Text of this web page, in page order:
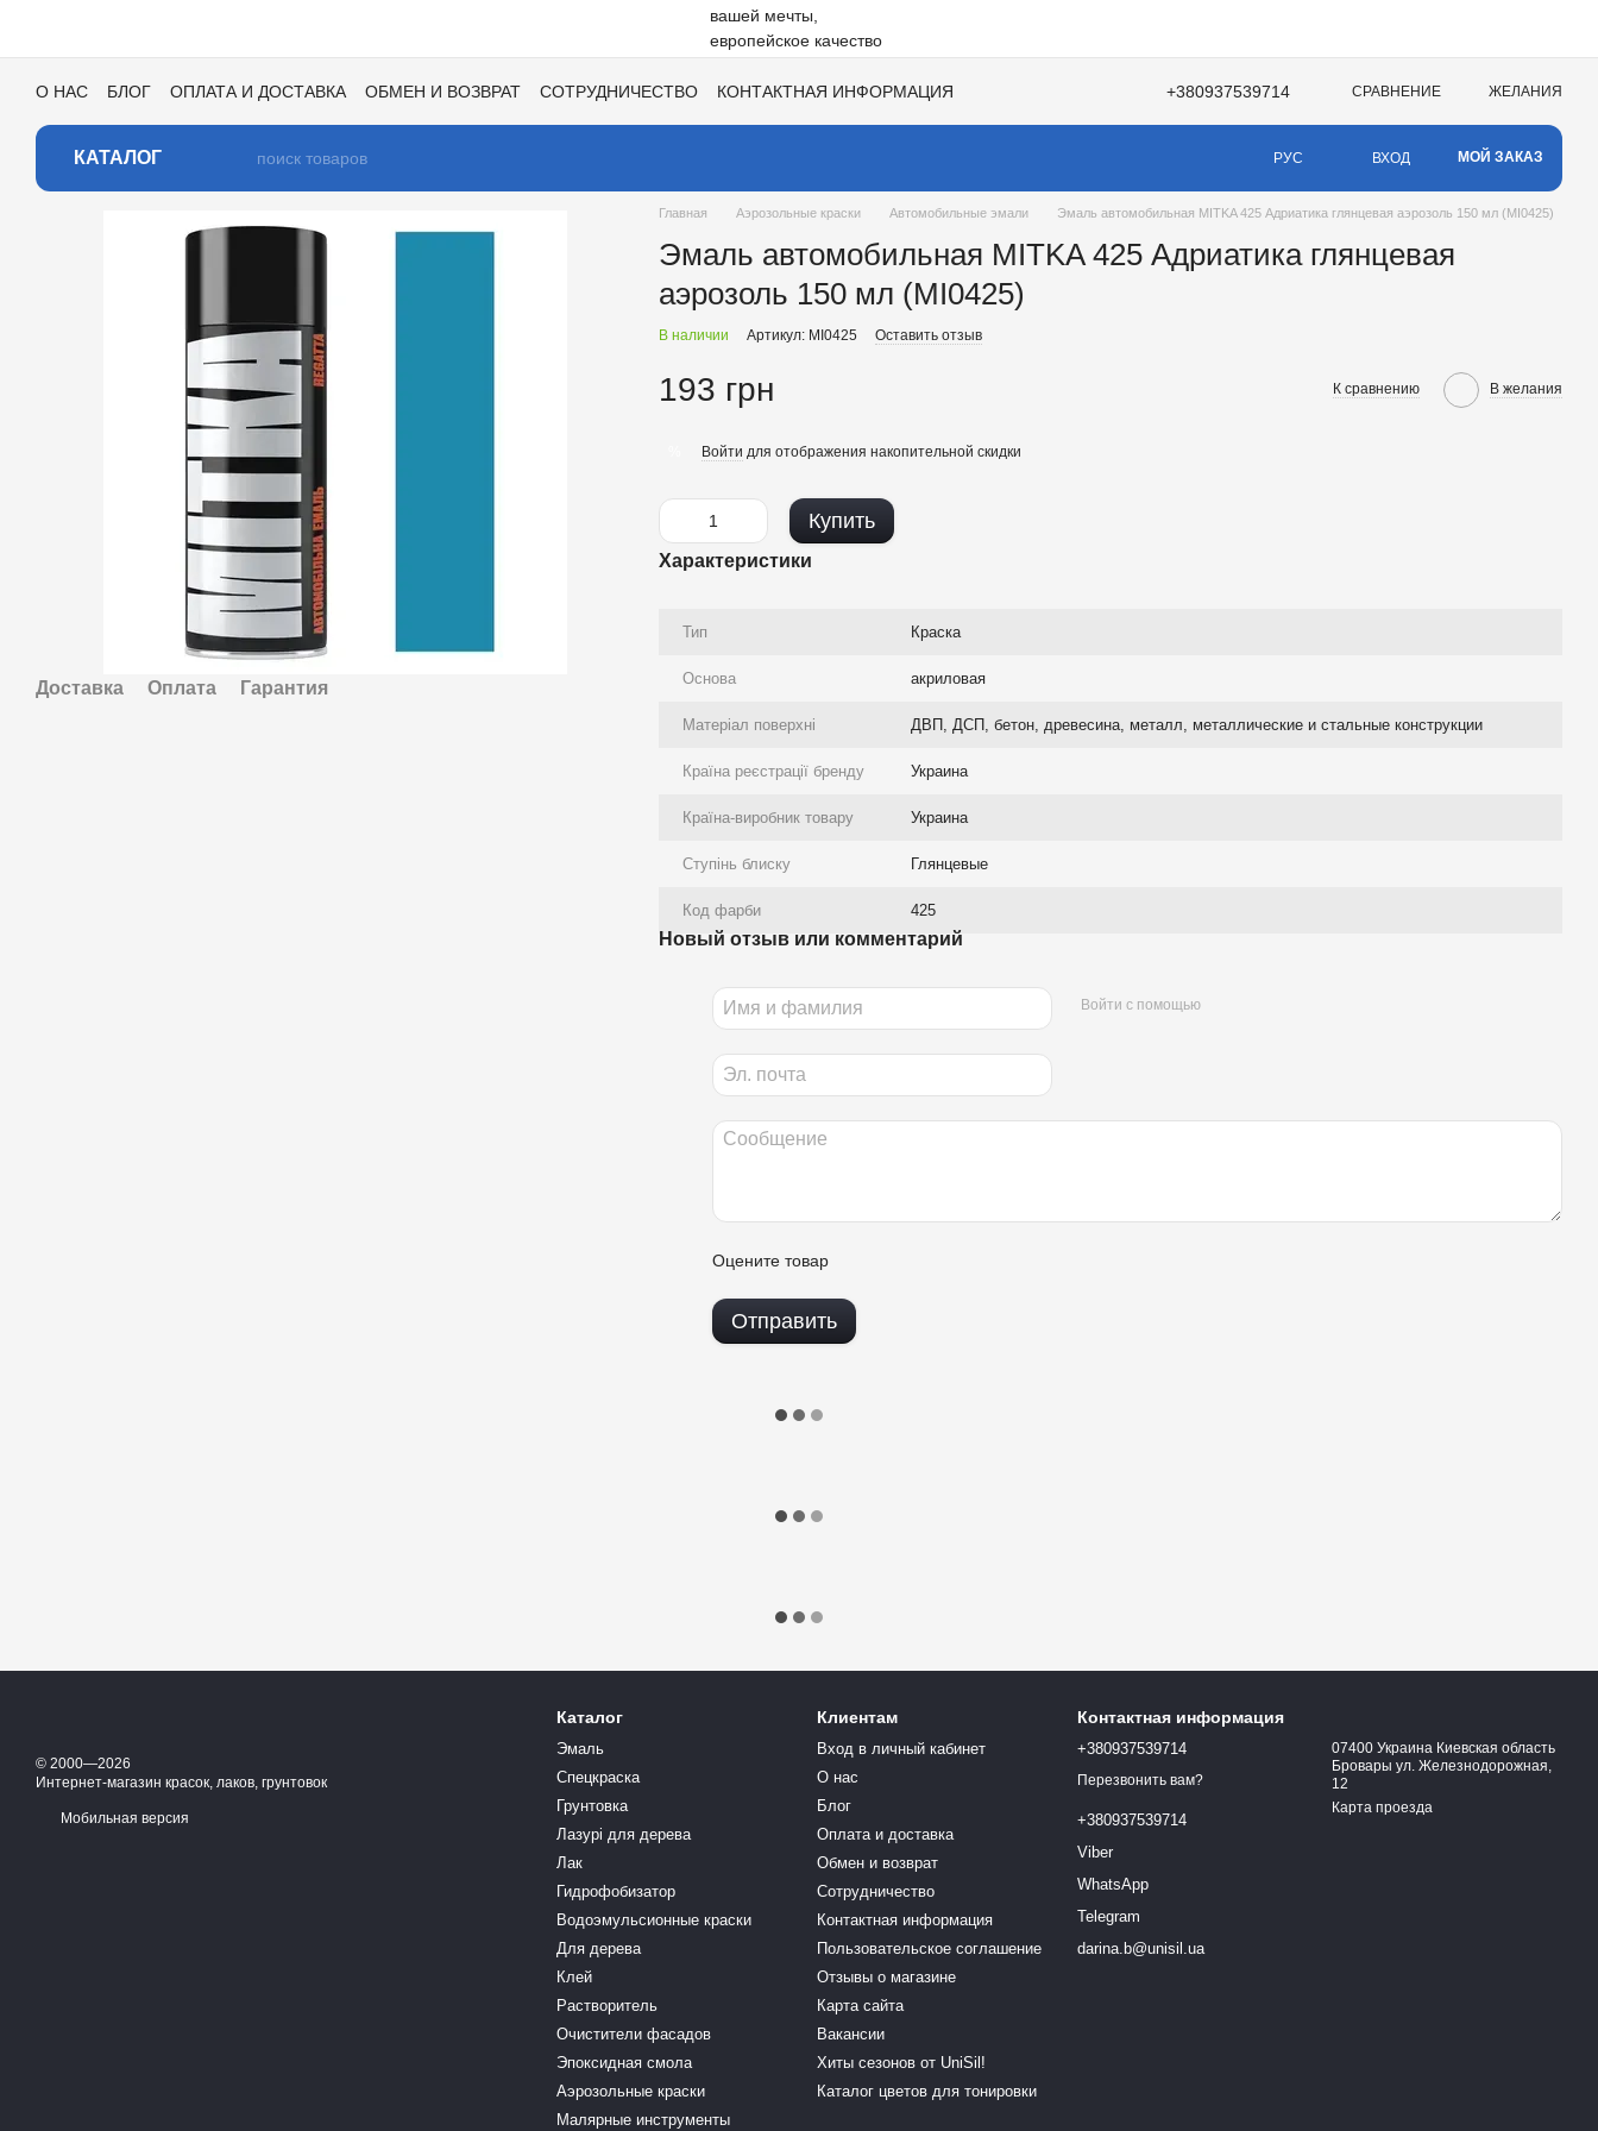
О НАС БЛОГ ОПЛАТА И ДОСТАВКА ОБМЕН И ВОЗВРАТ СОТРУДНИЧЕСТВО
КОНТАКТНАЯ ИНФОРМАЦИЯ
+380937539714 СРАВНЕНИЕ ЖЕЛАНИЯ
КАТАЛОГ РУС ВХОД МОЙ ЗАКАЗ
Доставка Оплата Гарантия
Главная Аэрозольные краски Автомобильные эмали Эмаль автомобильная MITKA 425 Адриатика глянцевая аэрозоль 150 мл (MI0425)
Эмаль автомобильная MITKA 425 Адриатика глянцевая
аэрозоль 150 мл (MI0425)
В наличии Артикул: MI0425 Оставить отзыв
193 грн К сравнению В желания
Войти для отображения накопительной скидки
Купить
Характеристики
Тип Краска
Основа акриловая
Матеріал поверхні ДВП, ДСП, бетон, древесина, металл, металлические и стальные конструкции
Країна реєстрації бренду Украина
Країна-виробник товару Украина
Ступінь блиску Глянцевые
Код фарби 425
Новый отзыв или комментарий
Войти с помощью
Оцените товар
Отправить
© 2000—2026
Интернет-магазин красок, лаков, грунтовок
Мобильная версия
Каталог
Эмаль
Спецкраска
Грунтовка
Лазурі для дерева
Лак
Гидрофобизатор
Водоэмульсионные краски
Для дерева
Клей
Растворитель
Очистители фасадов
Эпоксидная смола
Аэрозольные краски
Малярные инструменты
Клиентам
Вход в личный кабинет
О нас
Блог
Оплата и доставка
Обмен и возврат
Сотрудничество
Контактная информация
Пользовательское соглашение
Отзывы о магазине
Карта сайта
Вакансии
Хиты сезонов от UniSil!
Каталог цветов для тонировки
Контактная информация
+380937539714
Перезвонить вам?
+380937539714
Viber
WhatsApp
Telegram
darina.b@unisil.ua
07400 Украина Киевская область
Бровары ул. Железнодорожная,
12
Карта проезда